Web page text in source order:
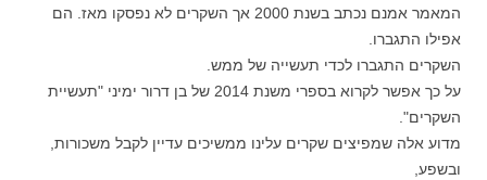
המאמר אמנם נכתב בשנת 2000 אך השקרים לא נפסקו מאז. הם
אפילו התגברו.
השקרים התגברו לכדי תעשייה של ממש.
על כך אפשר לקרוא בספרי משנת 2014 של בן דרור ימיני "תעשיית
השקרים".
מדוע אלה שמפיצים שקרים עלינו ממשיכים עדיין לקבל משכורות,
ובשפע,